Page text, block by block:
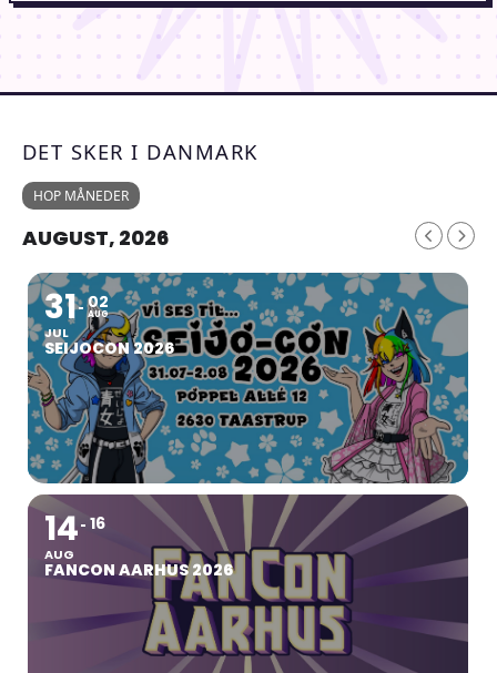
DET SKER I DANMARK
HOP MÅNEDER
AUGUST, 2026
31
JUL
02
AUG
SEIJOCON 2026
14
AUG
16
FANCON AARHUS 2026